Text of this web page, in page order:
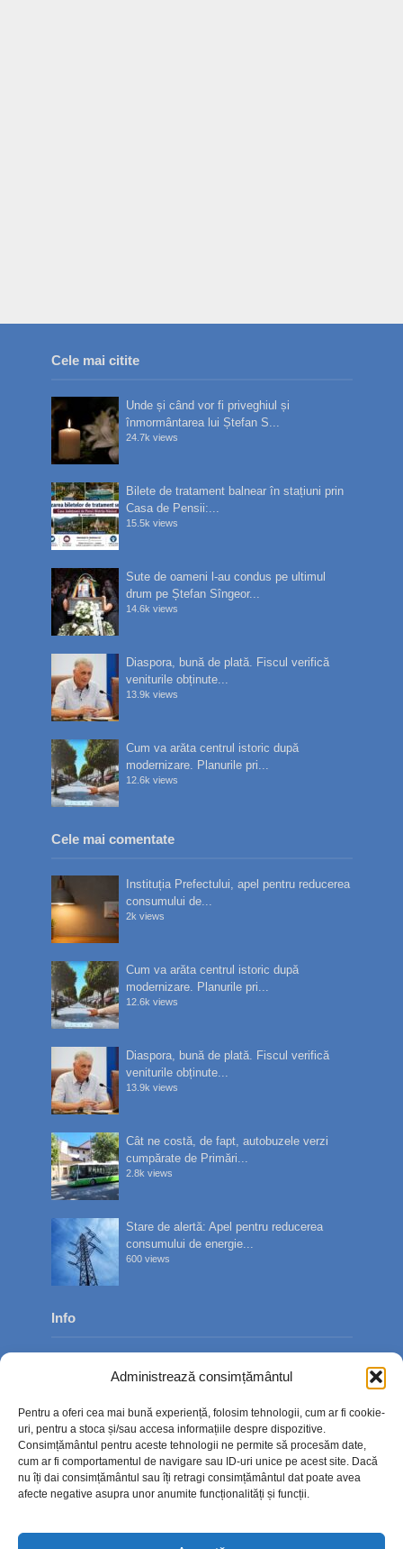
Administrează consimțământul
Pentru a oferi cea mai bună experiență, folosim tehnologii, cum ar fi cookie-
uri, pentru a stoca și/sau accesa informațiile despre dispozitive.
Consimțământul pentru aceste tehnologii ne permite să procesăm date,
cum ar fi comportamentul de navigare sau ID-uri unice pe acest site. Dacă
nu îți dai consimțământul sau îți retragi consimțământul dat poate avea
afecte negative asupra unor anumite funcționalități și funcții.
Cele mai citite
Unde și când vor fi priveghiul și
înmormântarea lui Ștefan S...
24.7k views
Bilete de tratament balnear în stațiuni prin
Casa de Pensii:...
15.5k views
Sute de oameni l-au condus pe ultimul
drum pe Ștefan Sîngeor...
14.6k views
Diaspora, bună de plată. Fiscul verifică
veniturile obținute...
13.9k views
Cum va arăta centrul istoric după
modernizare. Planurile pri...
12.6k views
Cele mai comentate
Instituția Prefectului, apel pentru reducerea
consumului de...
2k views
Cum va arăta centrul istoric după
modernizare. Planurile pri...
12.6k views
Diaspora, bună de plată. Fiscul verifică
veniturile obținute...
13.9k views
Cât ne costă, de fapt, autobuzele verzi
cumpărate de Primări...
2.8k views
Stare de alertă: Apel pentru reducerea
consumului de energie...
600 views
Info
Contact
Politica de confidențialitate
Politică cookie-uri (UE)